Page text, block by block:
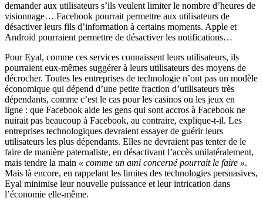
demander aux utilisateurs s’ils veulent limiter le nombre d’heures de
visionnage… Facebook pourrait permettre aux utilisateurs de
désactiver leurs fils d’information à certains moments. Apple et
Androïd pourraient permettre de désactiver les notifications…
Pour Eyal, comme ces services connaissent leurs utilisateurs, ils
pourraient eux-mêmes suggérer à leurs utilisateurs des moyens de
décrocher. Toutes les entreprises de technologie n’ont pas un modèle
économique qui dépend d’une petite fraction d’utilisateurs très
dépendants, comme c’est le cas pour les casinos ou les jeux en
ligne : que Facebook aide les gens qui sont accros à Facebook ne
nuirait pas beaucoup à Facebook, au contraire, explique-t-il. Les
entreprises technologiques devraient essayer de guérir leurs
utilisateurs les plus dépendants. Elles ne devraient pas tenter de le
faire de manière paternaliste, en désactivant l’accès unilatéralement,
mais tendre la main « comme un ami concerné pourrait le faire ».
Mais là encore, en rappelant les limites des technologies persuasives,
Eyal minimise leur nouvelle puissance et leur intrication dans
l’économie elle-même.